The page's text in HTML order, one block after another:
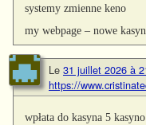
systemy zmienne keno
my webpage – nowe
Le 31 juillet 2026 à
https://
wpłata do kasyna 5